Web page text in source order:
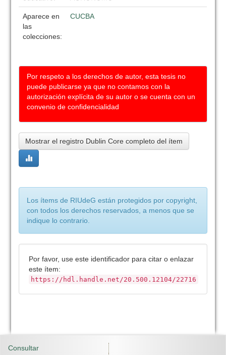
Aparece en
las
colecciones:
CUCBA
Por respeto a los derechos de autor, esta tesis no
puede publicarse ya que no contamos con la
autorización explícita de su autor o se cuenta con un
convenio de confidencialidad
Mostrar el registro Dublin Core completo del ítem
Los ítems de RIUdeG están protegidos por copyright,
con todos los derechos reservados, a menos que se
indique lo contrario.
Por favor, use este identificador para citar o enlazar
este ítem:
https://hdl.handle.net/20.500.12104/22716
Consultar